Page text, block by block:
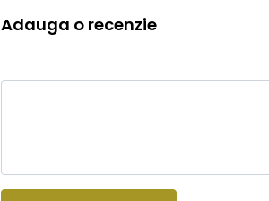
Adauga o recenzie